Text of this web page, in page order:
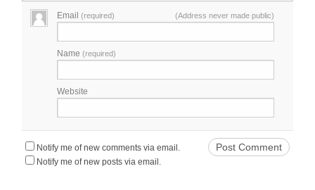
Email(required) (Address never made public)
Name(required)
Website
Notify me of new comments via email.
Notify me of new posts via email.